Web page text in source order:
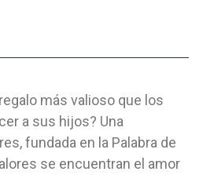
más valioso que los
a sus hijos? Una
fundada en la Palabra de
se encuentran el amor